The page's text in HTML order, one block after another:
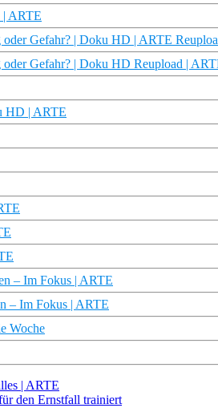
| ARTE
Gefahr? | Doku HD | ARTE
Gefahr? | Doku HD Reupload |
HD | ARTE
– Im Fokus | ARTE
– Im Fokus | ARTE
Woche
| ARTE
den Ernstfall trainiert